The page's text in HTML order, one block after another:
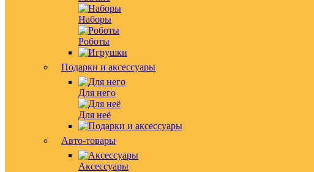
Наборы
Роботы
Подарки и аксессуары
Для него
Для неё
Авто-товары
Аксессуары